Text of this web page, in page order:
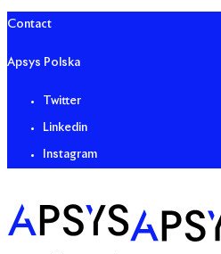
Contact
Apsys Polska
Twitter
Linkedin
Instagram